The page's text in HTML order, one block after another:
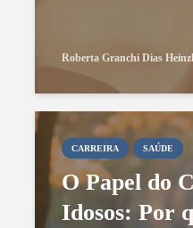
Roberta Granchi Dias Heinzl
CARREIRA SAÚDE
O Papel do
Idosos: Por